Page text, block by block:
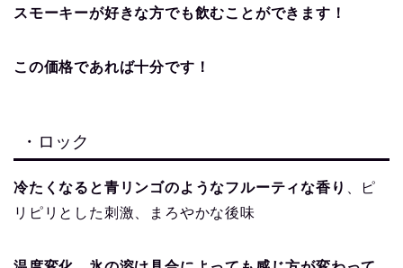
スモーキーが好きな方でも飲むことができます！
この価格であれば十分です！
・ロック
冷たくなると青リンゴのようなフルーティな香り
、ピ
リピリとした刺激、まろやかな後味